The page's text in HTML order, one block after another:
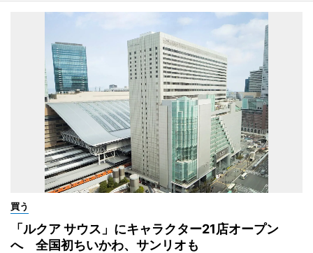
買う
「ルクア サウス」にキャラクター21店オープン
へ 全国初ちいかわ、サンリオも